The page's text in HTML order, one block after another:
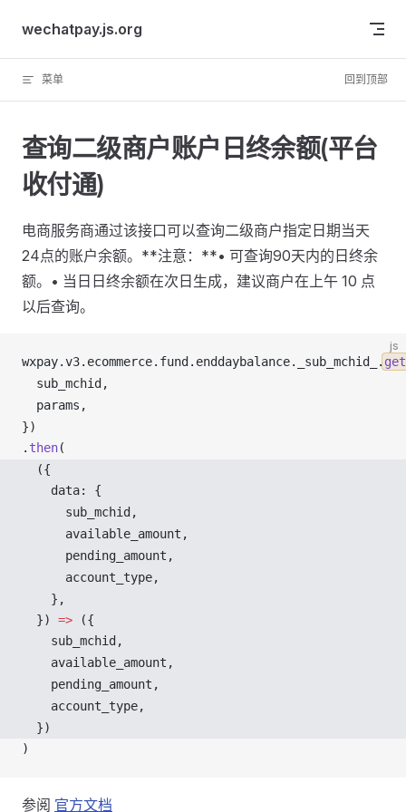
Skip to content
wechatpay.js.org
菜单 回到顶部
查询二级商户账户日终余额(平台
收付通)
电商服务商通过该接口可以查询二级商户指定日期当天
24点的账户余额。**注意：**• 可查询90天内的日终余
额。• 当日日终余额在次日生成，建议商户在上午 10 点
以后查询。
js
wxpay.v3. ecommerce. fund . enddaybalance. _sub_mchid_ . get
sub_mchid ,
params ,
})
. then(
  ({
data: {
sub_mchid ,
available_amount ,
pending_amount ,
account_type,
    },
  })
=> ({
sub_mchid ,
available_amount ,
pending_amount ,
account_type,
  })
)
参阅 官方文档